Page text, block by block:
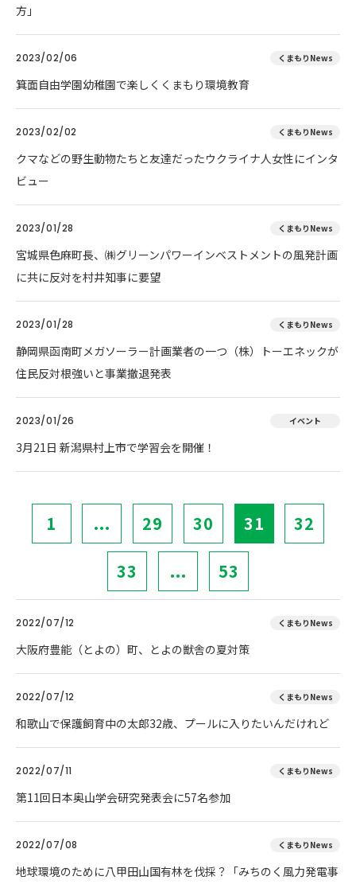
方」
2023/02/06 くまもりNews
箕面自由学園幼稚園で楽しくくまもり環境教育
2023/02/02 くまもりNews
クマなどの野生動物たちと友達だったウクライナ人女性にインタ
ビュー
2023/01/28 くまもりNews
宮城県色麻町長、㈱グリーンパワーインベストメントの風発計画
に共に反対を村井知事に要望
2023/01/28 くまもりNews
静岡県函南町メガソーラー計画業者の一つ（株）トーエネックが
住民反対根強いと事業撤退発表
2023/01/26 イベント
3月21日 新潟県村上市で学習会を開催！
1 ... 29 30 31 32
33 ... 53
2022/07/12 くまもりNews
大阪府豊能（とよの）町、とよの獣舎の夏対策
2022/07/12 くまもりNews
和歌山で保護飼育中の太郎32歳、プールに入りたいんだけれど
2022/07/11 くまもりNews
第11回日本奥山学会研究発表会に57名参加
2022/07/08 くまもりNews
地球環境のために八甲田山国有林を伐採？「みちのく風力発電事